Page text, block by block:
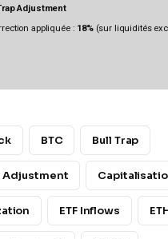
Adjustment
appliquée : 18%(sur liquidités
BTC Bull Trap
Adjustment
ETF Inflows